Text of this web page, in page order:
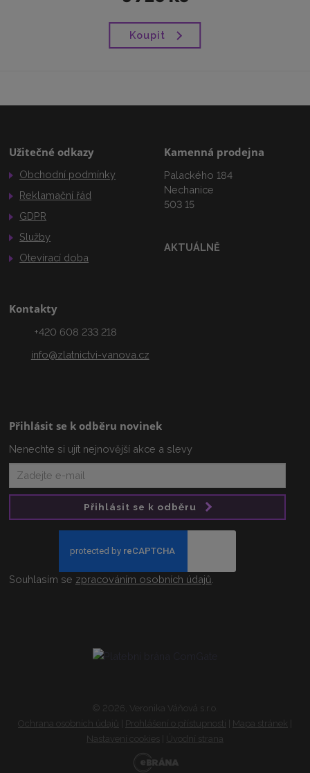
Koupit
Užitečné odkazy
Obchodní podmínky
Reklamační řád
GDPR
Služby
Otevírací doba
Kamenná prodejna
Palackého 184
Nechanice
503 15
AKTUÁLNĚ
Kontakty
+420 608 233 218
info@zlatnictvi-vanova.cz
Přihlásit se k odběru novinek
Nenechte si ujít nejnovější akce a slevy
Přihlásit se k odběru
Souhlasím se zpracováním osobních údajů
© 2026, Veronika Váňová s.r.o.
Ochrana osobních údajů
Prohlášení o přístupnosti Mapa stránek
Nastavení cookies
Úvodní strana